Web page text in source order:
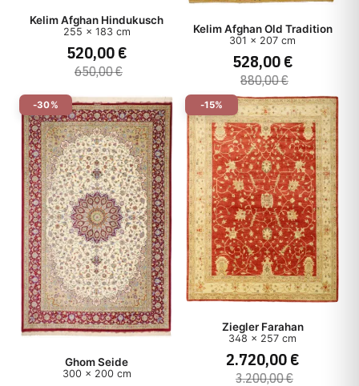
Kelim Afghan Hindukusch
255 x 183 cm
520,00 €
650,00 €
Kelim Afghan Old Tradition
301 x 207 cm
528,00 €
880,00 €
-30%
Ghom Seide
300 x 200 cm
-15%
Ziegler Farahan
348 x 257 cm
2.720,00 €
3.200,00 €